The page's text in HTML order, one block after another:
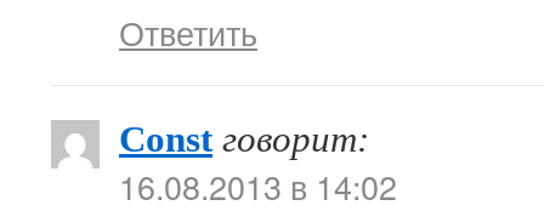
Ответить
Const говорит:
16.08.2013 в 14:02